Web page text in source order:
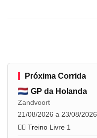
Próxima Corrida
GP da Holanda
Zandvoort
21/08/2026 a 23/08/2026
🏋️‍♂️ Treino Livre 1